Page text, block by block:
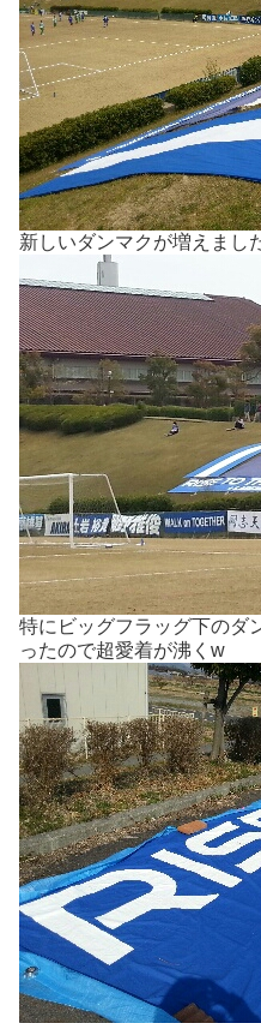
新しいダンマクが増えまし
特にビッグフラッグ下のダ
ったので超愛着が沸くw